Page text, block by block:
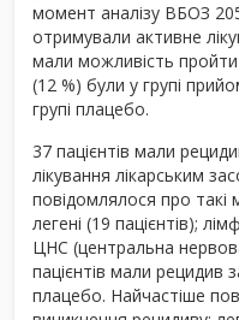
момент аналізу ВБОЗ
отримували активне
мали можливість пройти
(12 %) були у групі
групі плацебо.
37 пацієнтів мали
лікування лікарським
повідомлялося про такі
легені (19 пацієнтів);
ЦНС (центральна
пацієнтів мали рецидив
плацебо. Найчастіше